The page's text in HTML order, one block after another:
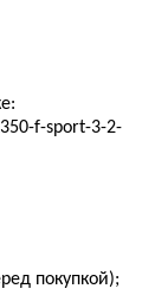
f-sport-3-2-
покупкой);